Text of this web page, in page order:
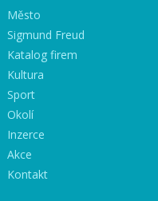
Město
Sigmund Freud
Katalog firem
Kultura
Sport
Okolí
Inzerce
Akce
Kontakt